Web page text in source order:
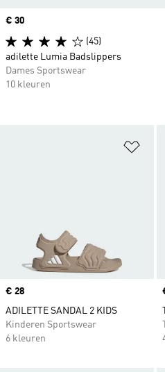
Price
€ 28
ADILETTE SANDAL 2 KIDS
Kinderen Sportswear
6 kleuren
Price
€ 30
(45)
adilette Lumia Badslippers
Dames Sportswear
10 kleuren